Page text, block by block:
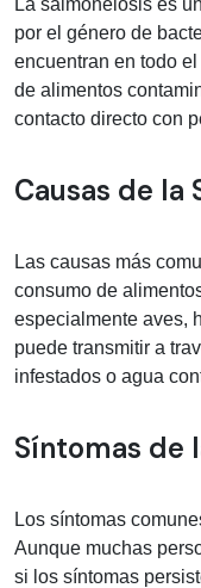
La salmonelosis es
por el género de
encuentran en todo
de alimentos
contacto directo con
Causas de la
Las causas más
consumo de
especialmente aves,
puede transmitir a
infestados o agua
Síntomas de
Los síntomas
Aunque muchas
si los síntomas